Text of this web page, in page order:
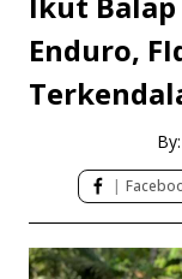
Enduro,
|